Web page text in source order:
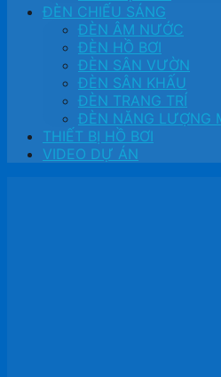
ĐÈN CHIẾU SÁNG
ĐÈN ÂM NƯỚC
ĐÈN HỒ BƠI
ĐÈN SÂN VƯỜN
ĐÈN SÂN KHẤU
ĐÈN TRANG TRÍ
ĐÈN NĂNG LƯỢNG
THIẾT BỊ HỒ BƠI
VIDEO DỰ ÁN